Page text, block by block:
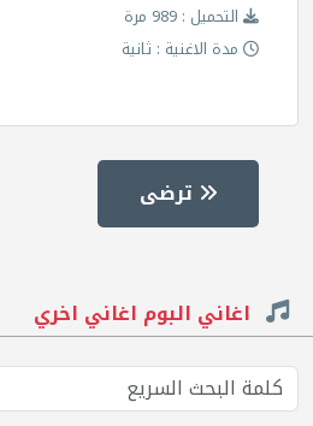
التحميل : 989 مرة
مدة الاغنية : ثانية
ترضى
اغاني البوم اغاني اخري